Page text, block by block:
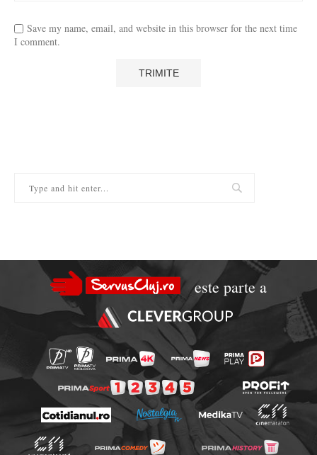
Save my name, email, and website in this browser for the next time
I comment.
este parte a